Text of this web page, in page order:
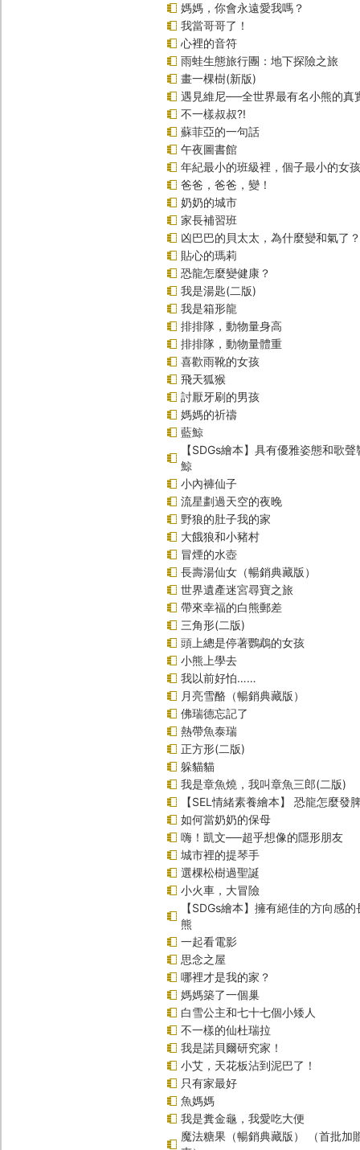
媽媽，你會永遠愛我嗎？
我當哥哥了！
心裡的音符
雨蛙生態旅行團：地下探險之旅
畫一棵樹(新版)
遇見維尼──全世界最有名小熊的真
不一樣叔叔?!
蘇菲亞的一句話
午夜圖書館
年紀最小的班級裡，個子最小的女
爸爸，爸爸，變！
奶奶的城市
家長補習班
凶巴巴的貝太太，為什麼變和氣了？
貼心的瑪莉
恐龍怎麼變健康？
我是湯匙(二版)
我是箱形龍
排排隊，動物量身高
排排隊，動物量體重
喜歡雨靴的女孩
飛天狐猴
討厭牙刷的男孩
媽媽的祈禱
藍鯨
【SDGs繪本】具有優雅姿態和歌
鯨
小內褲仙子
流星劃過天空的夜晚
野狼的肚子我的家
大餓狼和小豬村
冒煙的水壺
長壽湯仙女（暢銷典藏版）
世界遺產迷宮尋寶之旅
帶來幸福的白熊郵差
三角形(二版)
頭上總是停著鸚鵡的女孩
小熊上學去
我以前好怕……
月亮雪酪（暢銷典藏版）
佛瑞德忘記了
熱帶魚泰瑞
正方形(二版)
躲貓貓
我是章魚燒，我叫章魚三郎(二版)
【SEL情緒素養繪本】 恐龍怎麼發
如何當奶奶的保母
嗨！凱文──超乎想像的隱形朋友
城市裡的提琴手
選棵松樹過聖誕
小火車，大冒險
【SDGs繪本】擁有絕佳的方向感
熊
一起看電影
思念之屋
哪裡才是我的家？
媽媽築了一個巢
白雪公主和七十七個小矮人
不一樣的仙杜瑞拉
我是諾貝爾研究家！
小艾，天花板沾到泥巴了！
只有家最好
魚媽媽
我是糞金龜，我愛吃大便
魔法糖果（暢銷典藏版） （首批加